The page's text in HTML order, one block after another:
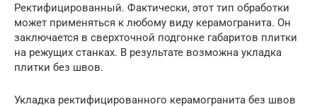
Ректифицированный. Фактически, этот тип обработки
может применяться к любому виду керамогранита. Он
заключается в сверхточной подгонке габаритов плитки
на режущих станках. В результате возможна укладка
плитки без швов.
Укладка ректифицированного керамогранита без швов